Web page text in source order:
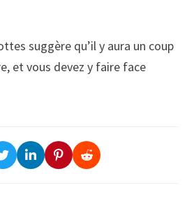
suggère qu’il y aura un coup
et vous devez y faire face